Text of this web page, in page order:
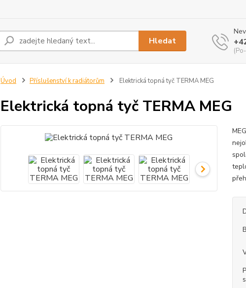
Hledat
Úvod Příslušenství k radiátorům Elektrická topná tyč TERMA MEG
Elektrická topná tyč TERMA MEG